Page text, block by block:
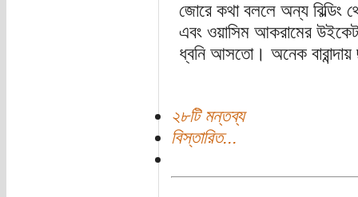
জোরে কথা বললে অন্য বিল্ডিং
এবং ওয়াসিম আকরামের
ধ্বনি আসতো। অনেক
২৮টি মন্তব্য
বিস্তারিত...